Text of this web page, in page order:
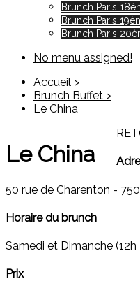
Brunch Paris
Brunch Paris
Brunch Paris
No menu assigned!
Accueil >
Brunch Buffet >
Le China
Le China
50 rue de Charenton -
Horaire du brunch
Samedi et Dimanche (12h
Prix